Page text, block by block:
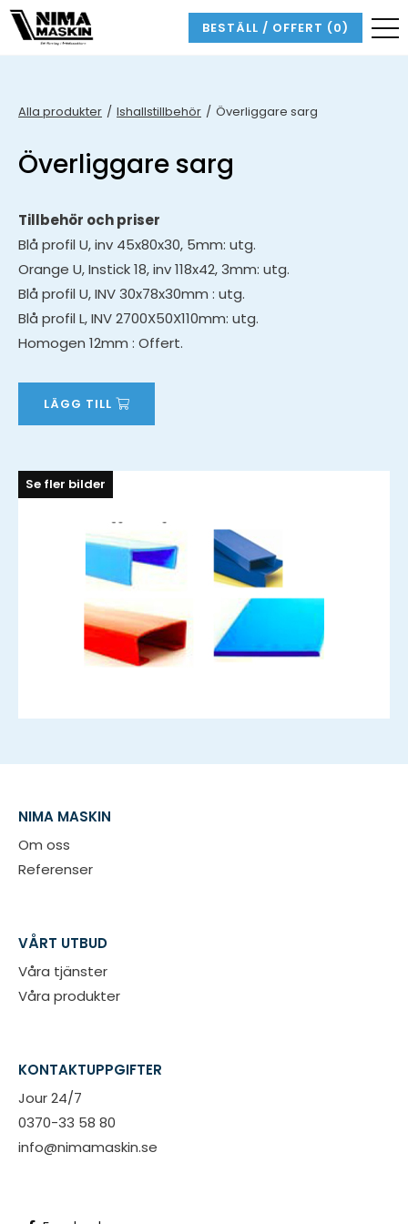
BESTÄLL / OFFERT (0)
Alla produkter Ishallstillbehör Överliggare sarg
Överliggare sarg
Tillbehör och priser
Blå profil U, inv 45x80x30, 5mm: utg.
Orange U, Instick 18, inv 118x42, 3mm: utg.
Blå profil U, INV 30x78x30mm : utg.
Blå profil L, INV 2700X50X110mm: utg.
Homogen 12mm : Offert.
LÄGG TILL
NIMA MASKIN
Om oss
Referenser
VÅRT UTBUD
Våra tjänster
Våra produkter
KONTAKTUPPGIFTER
Jour 24/7
0370-33 58 80
info@nimamaskin.se